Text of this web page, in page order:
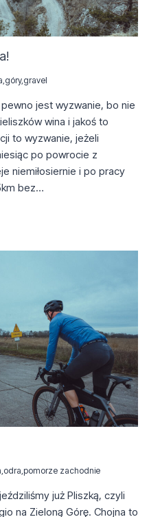
góry, gravel
jest wyzwanie, bo nie
wina i jakoś to
to wyzwanie, jeżeli
po powrocie z
niemiłosiernie i po pracy
bez…
odra pomorze zachodnie
już Pliszką, czyli
na Zieloną Górę. Chojna to